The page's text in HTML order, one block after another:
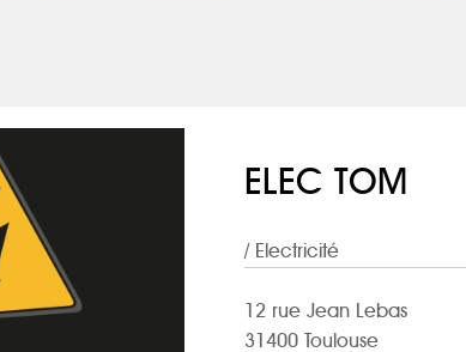
ELEC TOM
/ Electricité
12 rue Jean Lebas
31400 Toulouse